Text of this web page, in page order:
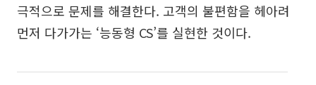
극적으로 문제를 해결한다. 고객의 불편함을 헤아려
먼저 다가가는 ‘능동형 CS’를 실현한 것이다.